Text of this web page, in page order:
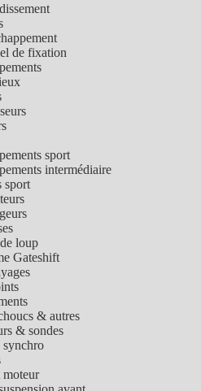
de fixation
sport
intermédiaire
sport
loup
Gateshift
& autres
& sondes
synchro